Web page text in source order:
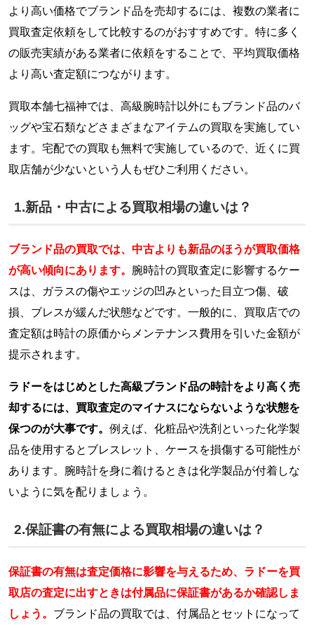
より高い価格でブランド品を売却するには、複数の業者に
買取査定依頼をして比較するのがおすすめです。特に多く
の販売実績がある業者に依頼をすることで、平均買取価格
より高い査定額につながります。
買取本舗七福神では、高級腕時計以外にもブランド品のバ
ッグや宝石類などさまざまなアイテムの買取を実施してい
ます。宅配での買取も無料で実施しているので、近くに買
取店舗が少ないという人もぜひご利用ください。
1.新品・中古による買取相場の違いは？
ブランド品の買取では、中古よりも新品のほうが買取価格
が高い傾向にあります。 腕時計の買取査定に影響するケー
スは、ガラスの傷やエッジの凹みといった目立つ傷、破
損、ブレスが緩んだ状態などです。一般的に、買取店での
査定額は時計の原価からメンテナンス費用を引いた金額が
提示されます。
ラドーをはじめとした高級ブランド品の時計をより高く売
却するには、買取査定のマイナスにならないような状態を
保つのが大事です。 例えば、化粧品や洗剤といった化学製
品を使用するとブレスレット、ケースを損傷する可能性が
あります。腕時計を身に着けるときは化学製品が付着しな
いように気を配りましょう。
2.保証書の有無による買取相場の違いは？
保証書の有無は査定価格に影響を与えるため、ラドーを買
取店の査定に出すときは付属品に保証書があるか確認しま
しょう。 ブランド品の買取では、付属品とセットになって